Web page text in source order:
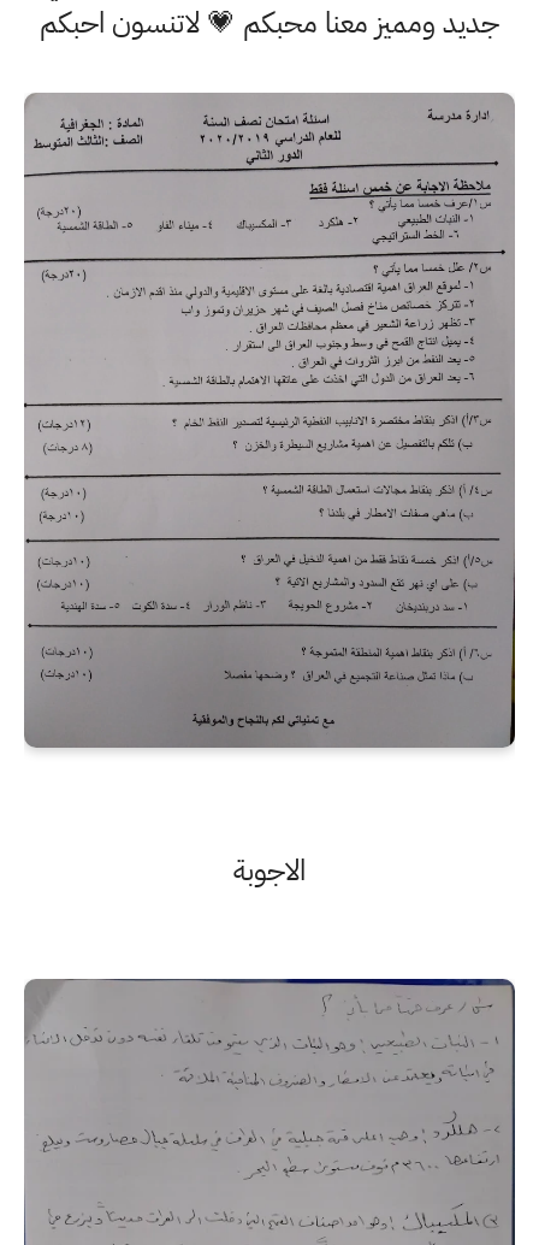
جديد ومميز معنا محبكم 💗 لاتنسون احبكم
الاجوبة